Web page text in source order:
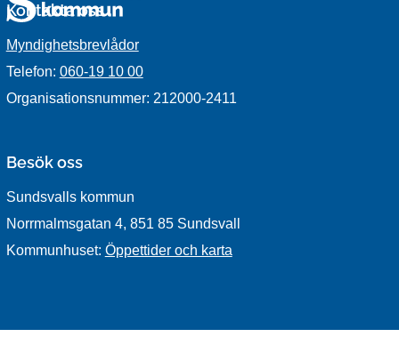
Kontakta oss
Myndighetsbrevlådor
Telefon: 060-19 10 00
Organisationsnummer: 212000-2411
Besök oss
Sundsvalls kommun
Norrmalmsgatan 4, 851 85 Sundsvall
Kommunhuset: Öppettider och karta